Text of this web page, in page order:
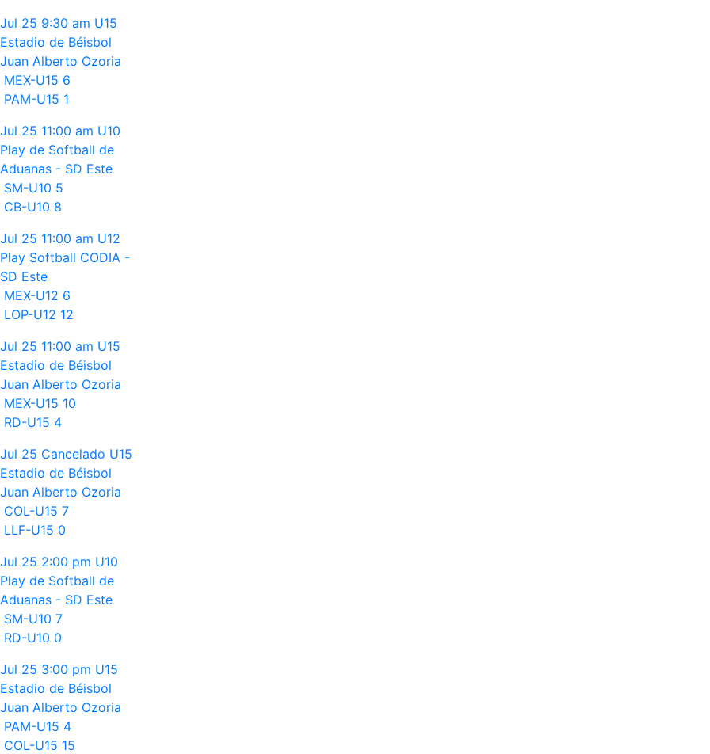
Jul 25 9:30 am U15
Estadio de Béisbol
Juan Alberto Ozoria
MEX-U15 6
PAM-U15 1
Jul 25 11:00 am U10
Play de Softball de
Aduanas - SD Este
SM-U10 5
CB-U10 8
Jul 25 11:00 am U12
Play Softball CODIA -
SD Este
MEX-U12 6
LOP-U12 12
Jul 25 11:00 am U15
Estadio de Béisbol
Juan Alberto Ozoria
MEX-U15 10
RD-U15 4
Jul 25 Cancelado U15
Estadio de Béisbol
Juan Alberto Ozoria
COL-U15 7
LLF-U15 0
Jul 25 2:00 pm U10
Play de Softball de
Aduanas - SD Este
SM-U10 7
RD-U10 0
Jul 25 3:00 pm U15
Estadio de Béisbol
Juan Alberto Ozoria
PAM-U15 4
COL-U15 15